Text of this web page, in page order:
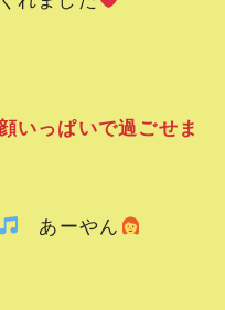
いっぱいで過ごせま
あーやん